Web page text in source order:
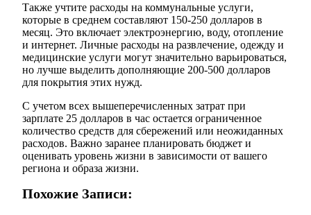
Также учтите расходы на коммунальные услуги,
которые в среднем составляют 150-250 долларов в
месяц. Это включает электроэнергию, воду, отопление
и интернет. Личные расходы на развлечение, одежду и
медицинские услуги могут значительно варьироваться,
но лучше выделить дополняющие 200-500 долларов
для покрытия этих нужд.
С учетом всех вышеперечисленных затрат при
зарплате 25 долларов в час остается ограниченное
количество средств для сбережений или неожиданных
расходов. Важно заранее планировать бюджет и
оценивать уровень жизни в зависимости от вашего
региона и образа жизни.
Похожие Записи: